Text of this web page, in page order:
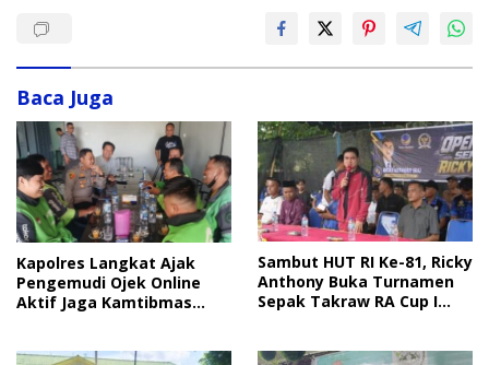
Baca Juga
Kapolres Langkat Ajak
Pengemudi Ojek Online
Aktif Jaga Kamtibmas
Sambut HUT RI Ke-81, Ricky
Anthony Buka Turnamen
Sepak Takraw RA Cup I